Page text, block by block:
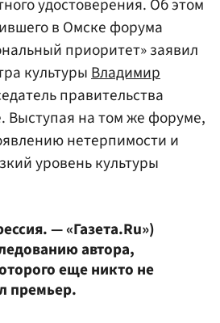
удостоверения. Об этом
в Омске форума
приоритет» заявил
культурыВладимир
правительства
Выступая на том же форуме,
нетерпимости и
уровень культуры
— «Газета.Ru»)
автора,
еще никто не
премьер.